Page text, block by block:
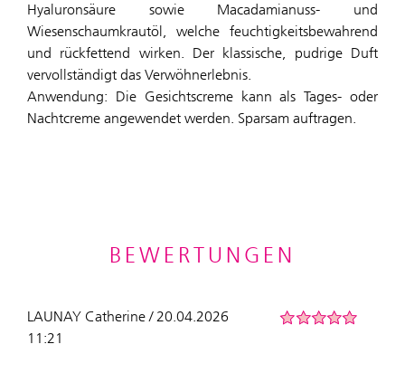
Hyaluronsäure sowie Macadamianuss- und
Wiesenschaumkrautöl, welche feuchtigkeitsbewahrend
und rückfettend wirken. Der klassische, pudrige Duft
vervollständigt das Verwöhnerlebnis.
Anwendung: Die Gesichtscreme kann als Tages- oder
Nachtcreme angewendet werden. Sparsam auftragen.
BEWERTUNGEN
LAUNAY Catherine / 20.04.2026
11:21